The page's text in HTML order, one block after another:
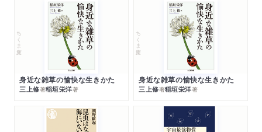
ちくま文庫
身近な雑草の愉快な生きかた
三上修著稲垣栄洋著
ちくま文庫
身近な雑草の愉快な生きかた
三上修著稲垣栄洋著